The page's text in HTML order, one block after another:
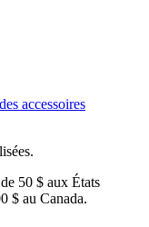
des accessoires
50 $ aux États
$ au Canada.